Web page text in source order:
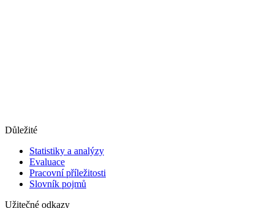
Důležité
Statistiky a analýzy
Evaluace
Pracovní příležitosti
Slovník pojmů
Užitečné odkazy